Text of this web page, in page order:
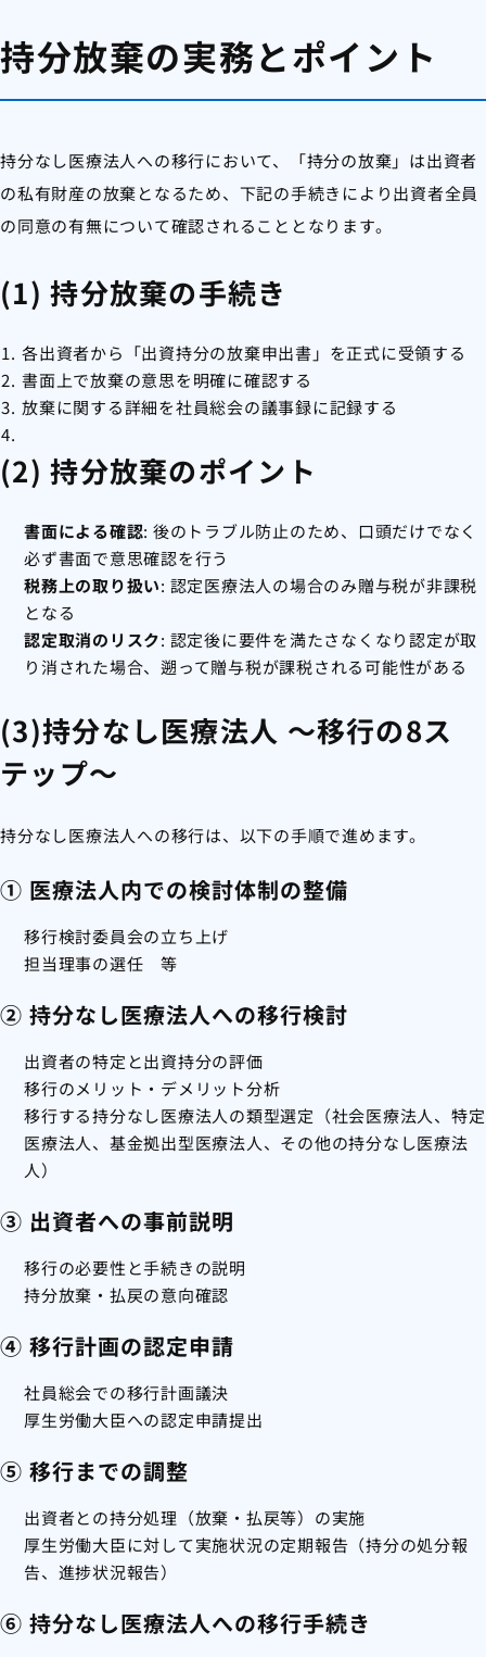
持分放棄の実務とポイント
持分なし医療法人への移行において、「持分の放棄」は出資者
の私有財産の放棄となるため、下記の手続きにより出資者全員
の同意の有無について確認されることとなります。
(1) 持分放棄の手続き
各出資者から「出資持分の放棄申出書」を正式に受領する
書面上で放棄の意思を明確に確認する
放棄に関する詳細を社員総会の議事録に記録する
(2) 持分放棄のポイント
書面による確認: 後のトラブル防止のため、口頭だけでなく
必ず書面で意思確認を行う
税務上の取り扱い: 認定医療法人の場合のみ贈与税が非課税
となる
認定取消のリスク: 認定後に要件を満たさなくなり認定が取
り消された場合、遡って贈与税が課税される可能性がある
(3)持分なし医療法人 ～移行の8ス
テップ～
持分なし医療法人への移行は、以下の手順で進めます。
① 医療法人内での検討体制の整備
移行検討委員会の立ち上げ
担当理事の選任 等
② 持分なし医療法人への移行検討
出資者の特定と出資持分の評価
移行のメリット・デメリット分析
移行する持分なし医療法人の類型選定（社会医療法人、特定
医療法人、基金拠出型医療法人、その他の持分なし医療法
人）
③ 出資者への事前説明
移行の必要性と手続きの説明
持分放棄・払戻の意向確認
④ 移行計画の認定申請
社員総会での移行計画議決
厚生労働大臣への認定申請提出
⑤ 移行までの調整
出資者との持分処理（放棄・払戻等）の実施
厚生労働大臣に対して実施状況の定期報告（持分の処分報
告、進捗状況報告）
⑥ 持分なし医療法人への移行手続き